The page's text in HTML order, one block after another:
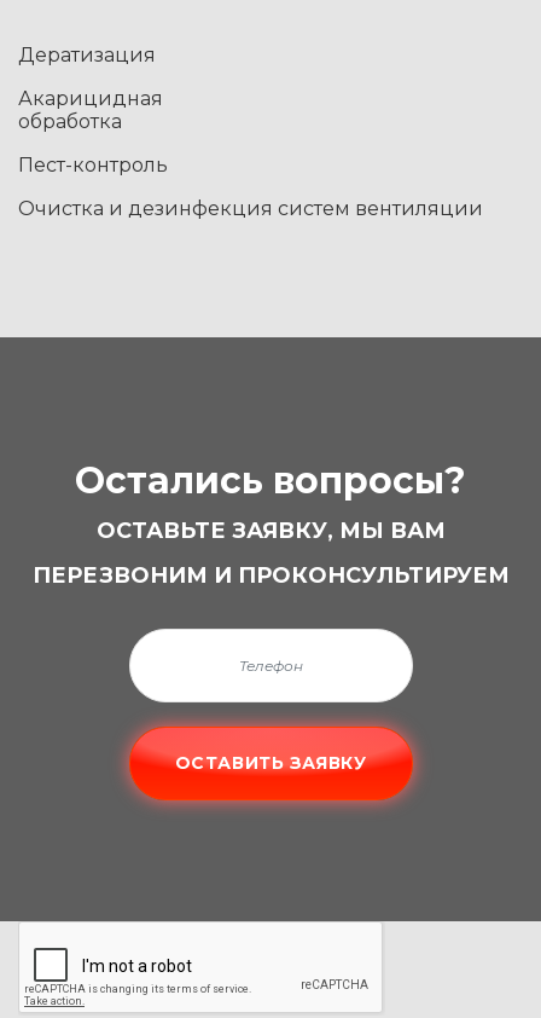
Дератизация
Акарицидная
обработка
Пест-контроль
Очистка и дезинфекция систем вентиляции
Остались вопросы?
ОСТАВЬТЕ ЗАЯВКУ, МЫ ВАМ
ПЕРЕЗВОНИМ И ПРОКОНСУЛЬТИРУЕМ
ОСТАВИТЬ ЗАЯВКУ